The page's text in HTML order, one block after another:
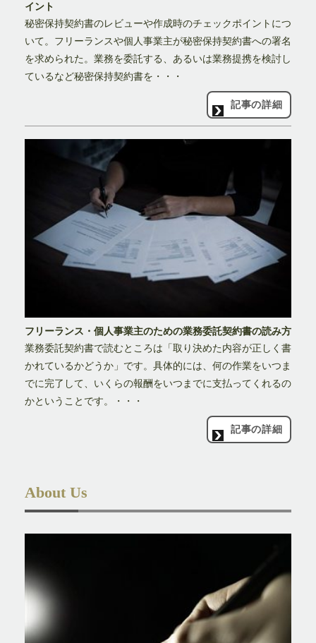
イント
秘密保持契約書のレビューや作成時のチェックポイントにつ
いて。フリーランスや個人事業主が秘密保持契約書への署名
を求められた。業務を委託する、あるいは業務提携を検討し
ているなど秘密保持契約書を・・・
記事の詳細
フリーランス・個人事業主のための業務委託契約書の読み方
業務委託契約書で読むところは「取り決めた内容が正しく書
かれているかどうか」です。具体的には、何の作業をいつま
でに完了して、いくらの報酬をいつまでに支払ってくれるの
かということです。・・・
記事の詳細
About Us